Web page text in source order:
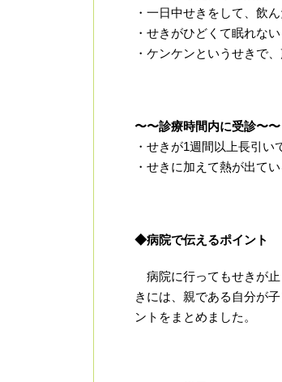
・一日中せきをして、飲
・せきがひどくて眠れない
・ケンケンというせきで
〜〜診療時間内に受診〜〜
・せきが1週間以上長引い
・せきに加えて熱が出てい
◆病院で伝えるポイント
病院に行ってもせきが止
きには、親である自分が
ントをまとめました。